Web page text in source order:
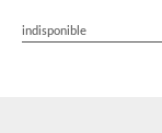
indisponible